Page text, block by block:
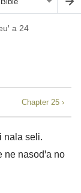
a 24
Chapter 25 ›
nala seli.
nasodꞌa no